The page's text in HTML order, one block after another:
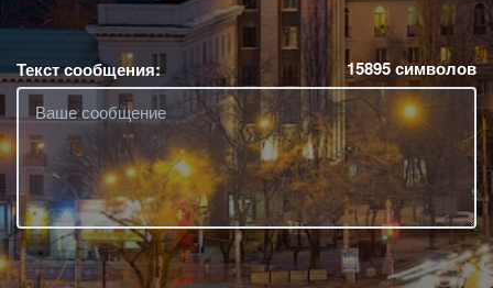
Текст сообщения: 15895символов